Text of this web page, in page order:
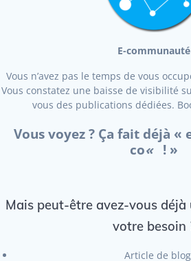
E-communauté
Vous n’avez pas le temps de vous
Vous constatez une baisse de visibilité
vous des publications dédiées.
Vous voyez ? Ça fait déjà «
co« ! »
Mais peut-être avez-vous déjà
votre besoin
Article de